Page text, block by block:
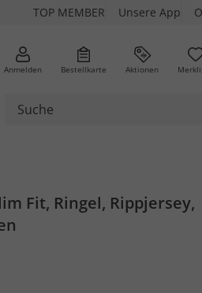
TOP MEMBER Unsere App
Anmelden Bestellkarte Aktionen
Fit, Ringel, Rippjersey,